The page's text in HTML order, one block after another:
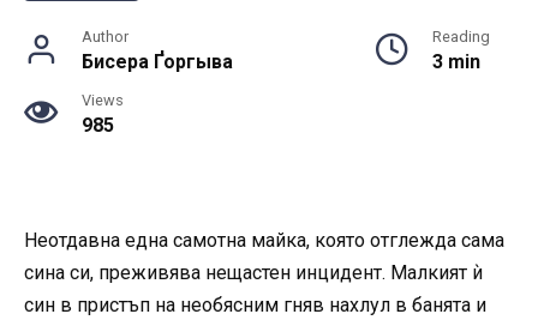
Author
Бисера Ґоргыва
Reading
3 min
Views
985
Неотдавна една самотна майка, която отглежда сама
сина си, преживява нещастен инцидент. Малкият ѝ
син в пристъп на необясним гняв нахлул в банята и